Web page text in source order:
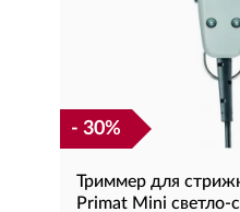
- 30%
Триммер для
Primat Mini светло-